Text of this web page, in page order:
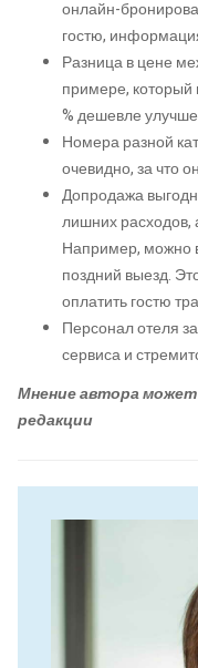
онлайн-
гостю,
Разница в цене
примере,
% дешевле
Номера разной
очевидно, за что
Допродажа
лишних расходов,
Например, можно
поздний выезд.
оплатить гостю
Персонал отеля
сервиса и
Мнение автора может
редакции